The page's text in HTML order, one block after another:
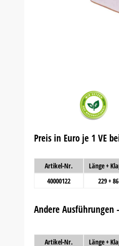
Preis in Euro je 1 VE
Artikel-Nr.
Länge +
40000122
229 + 86
Andere
Artikel-Nr.
Länge +